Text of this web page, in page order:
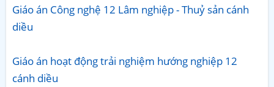
Giáo án Công nghệ 12 Lâm nghiệp - Thuỷ sản cánh
diều
Giáo án hoạt động trải nghiệm hướng nghiệp 12
cánh diều